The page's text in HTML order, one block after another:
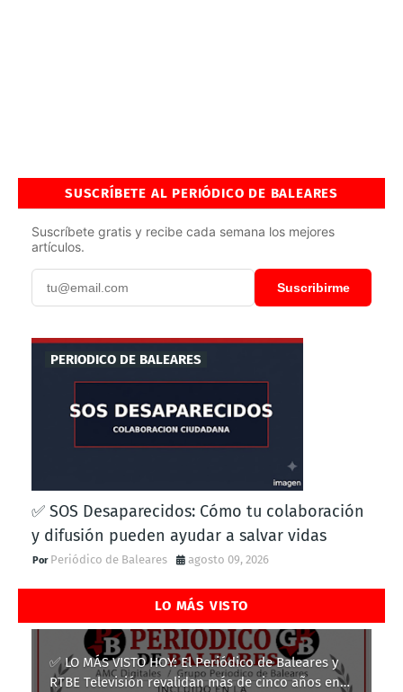
SUSCRÍBETE AL PERIÓDICO DE BALEARES
Suscríbete gratis y recibe cada semana los mejores
artículos.
Suscribirme
PERIODICO DE BALEARES
✅ SOS Desaparecidos: Cómo tu colaboración
y difusión pueden ayudar a salvar vidas
Periódico de Baleares agosto 09, 2026
LO MÁS VISTO
✅ LO MÁS VISTO HOY: El Periódico de Baleares y
RTBE Televisión revalidan más de cinco años en